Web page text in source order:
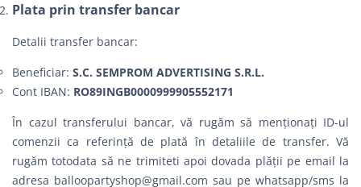
Plata prin transfer bancar
Detalii transfer bancar:
Beneficiar: S.C. SEMPROM ADVERTISING S.R.L.
Cont IBAN: RO89INGB0000999905552171
În cazul transferului bancar, vă rugăm să menționați ID-ul
comenzii ca referință de plată în detaliile de transfer. Vă
rugăm totodata să ne trimiteti apoi dovada plății pe email la
adresa balloopartyshop@gmail.com sau pe whatsapp/sms la